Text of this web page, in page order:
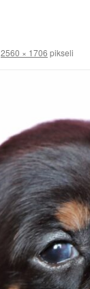
2560 × 1706 pikseli